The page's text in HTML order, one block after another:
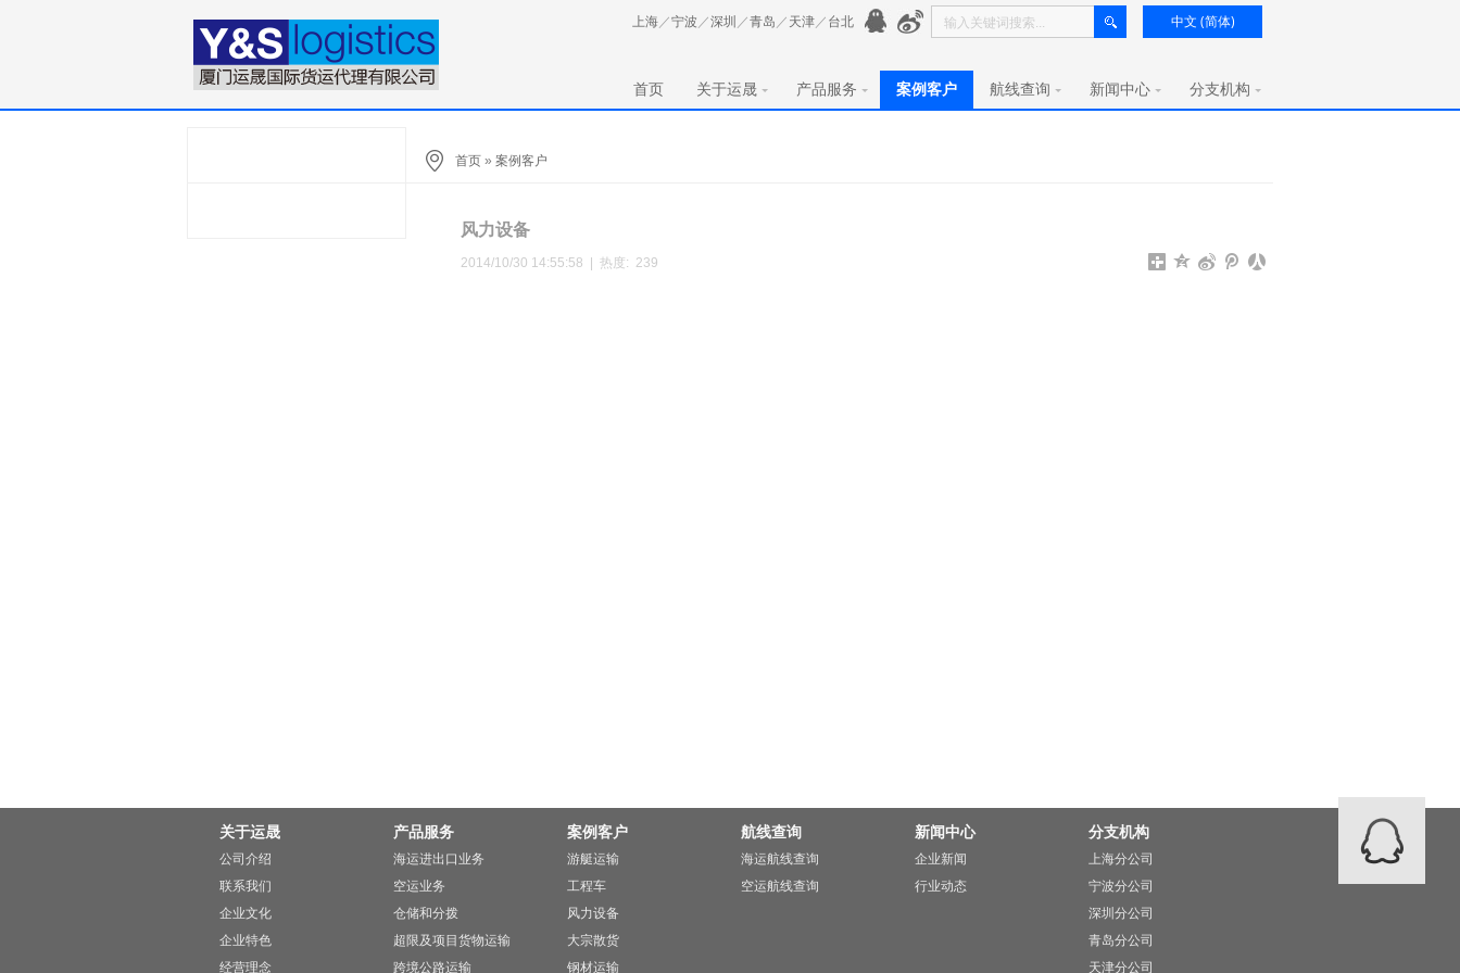
上海／宁波 ／深圳 ／青岛 ／ 天津／ 台北
首页 关于运晟 产品服务 案例客户 航线查询 新闻中心 分支机构
中文 (简体)
首页 » 案例客户
风力设备
2014/10/30 14:55:58 | 热度: 239
关于运晟
公司介绍
联系我们
企业文化
企业特色
经营理念
产品服务
海运进出口业务
空运业务
仓储和分拨
超限及项目货物运输
跨境公路运输
案例客户
游艇运输
工程车
风力设备
大宗散货
钢材运输
航线查询
海运航线查询
空运航线查询
新闻中心
企业新闻
行业动态
分支机构
上海分公司
宁波分公司
深圳分公司
青岛分公司
天津分公司